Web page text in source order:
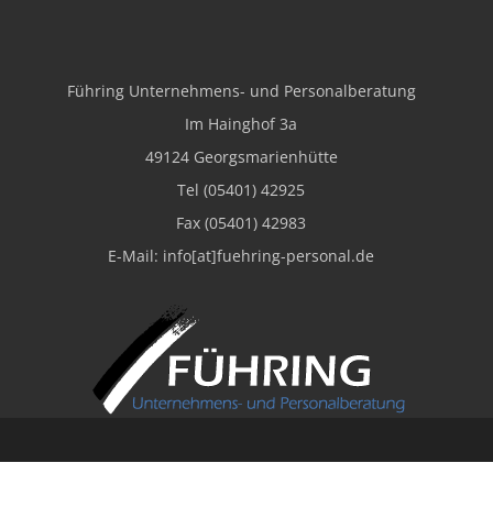
Führing Unternehmens- und Personalberatung
Im Hainghof 3a
49124 Georgsmarienhütte
Tel (05401) 42925
Fax (05401) 42983
E-Mail: info[at]fuehring-personal.de